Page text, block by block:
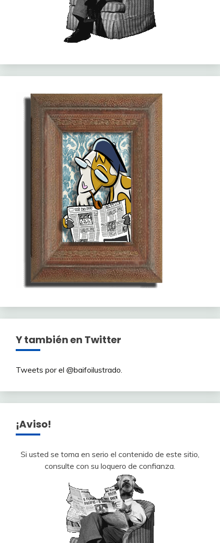
Y también en Twitter
Tweets por el @baifoilustrado.
¡Aviso!
Si usted se toma en serio el contenido de este sitio,
consulte con su loquero de confianza.